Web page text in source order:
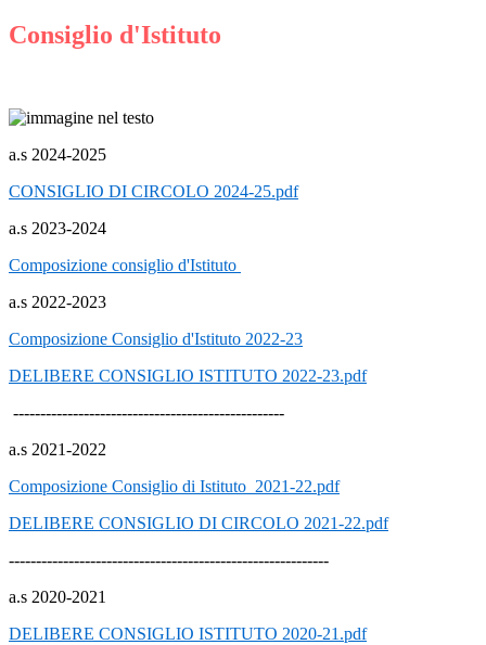
Consiglio d'Istituto
a.s 2024-2025
CONSIGLIO DI CIRCOLO 2024-25.pdf
a.s 2023-2024
Composizione consiglio d'Istituto
a.s 2022-2023
Composizione Consiglio d'Istituto 2022-23
DELIBERE CONSIGLIO ISTITUTO 2022-23.pdf
--------------------------------------------------
a.s 2021-2022
Composizione Consiglio di Istituto 2021-22.pdf
DELIBERE CONSIGLIO DI CIRCOLO 2021-22.pdf
-----------------------------------------------------------
a.s 2020-2021
DELIBERE CONSIGLIO ISTITUTO 2020-21.pdf